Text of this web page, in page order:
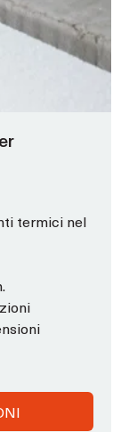
termici nel